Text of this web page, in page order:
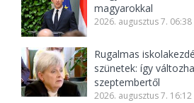
magyarokkal
2026. augusztus 7. 06:38
Rugalmas
szünetek: így
szeptembertől
2026. augusztus 7. 16:12